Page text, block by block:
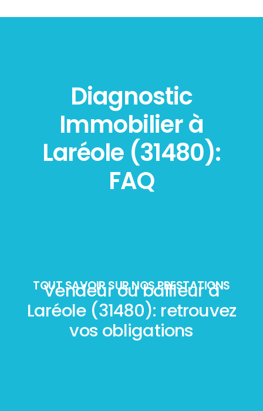
Diagnostic
Immobilier à
Laréole (31480):
FAQ
TOUT SAVOIR SUR NOS PRESTATIONS
Vendeur ou bailleur à
Laréole (31480): retrouvez
vos obligations